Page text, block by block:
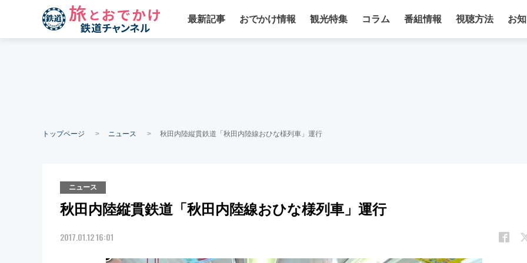
最新記事 おでかけ情報 観光特集 コラム 番組情報 視聴方法 お
トップページ ニュース 秋田内陸縦貫鉄道「秋田内陸線おひな様列車」運行
ニュース
秋田内陸縦貫鉄道「秋田内陸線おひな様列車」運行
2017.01.12 16:01